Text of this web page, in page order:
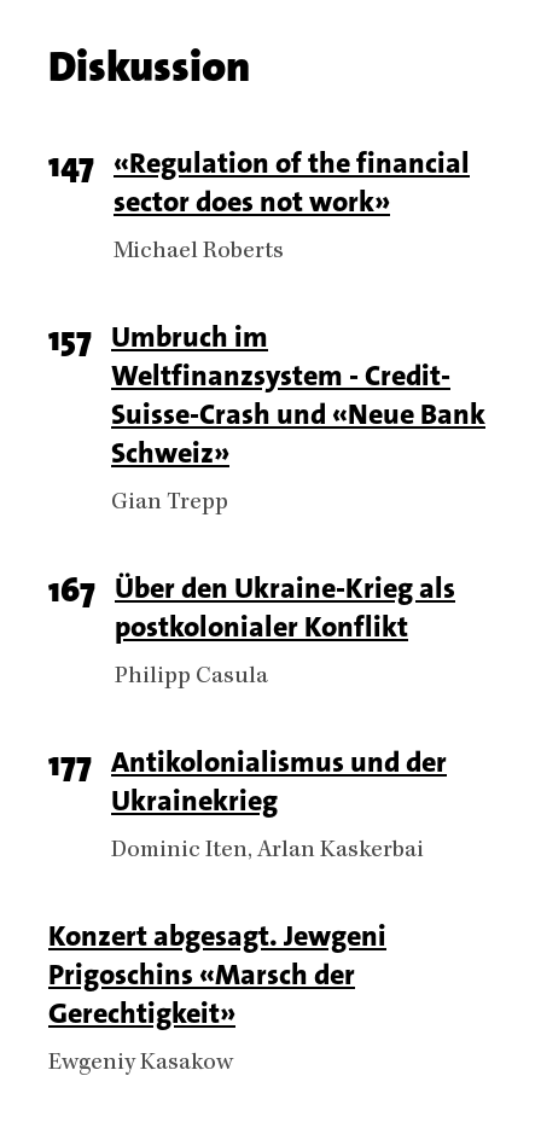
Chapter
name
Diskussion
Chapter
articles
Page
number
147 Titel
«Regulation of the financial
sector does not work»
Authors
Michael Roberts
Page
number
157 Titel
Umbruch im
Weltfinanzsystem - Credit-
Suisse-Crash und «Neue Bank
Schweiz»
Authors
Gian Trepp
Page
number
167 Titel
Über den Ukraine-Krieg als
postkolonialer Konflikt
Authors
Philipp Casula
Page
number
177 Titel
Antikolonialismus und der
Ukrainekrieg
Authors
Dominic Iten Arlan Kaskerbai
Titel
Konzert abgesagt. Jewgeni
Prigoschins «Marsch der
Gerechtigkeit»
Authors
Ewgeniy Kasakow